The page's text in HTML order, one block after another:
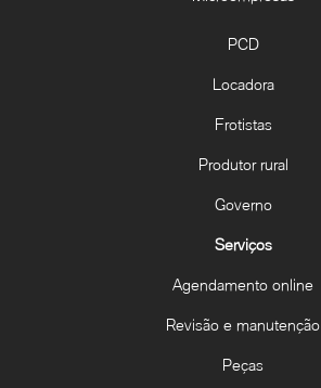
PCD
Locadora
Frotistas
Produtor rural
Governo
Serviços
Agendamento online
Revisão e manutenção
Peças